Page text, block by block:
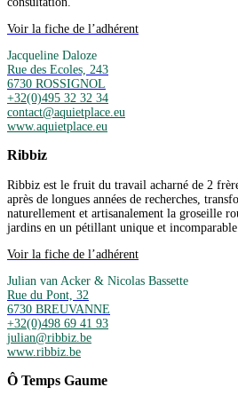
Voir la fiche de l’adhérent
Jacqueline Daloze
Rue des Ecoles, 243
6730 ROSSIGNOL
+32(0)495 32 32 34
contact@aquietplace.eu
www.aquietplace.eu
Ribbiz
Ribbiz est le fruit du travail acharné de 2
après de longues années de recherches,
naturellement et artisanalement la groseille
jardins en un pétillant unique et incomparable.
Voir la fiche de l’adhérent
Julian van Acker & Nicolas Bassette
Rue du Pont, 32
6730 BREUVANNE
+32(0)498 69 41 93
julian@ribbiz.be
www.ribbiz.be
Ô Temps Gaume